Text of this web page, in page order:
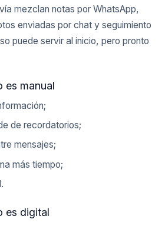
mezclan notas por WhatsApp,
enviadas por chat y seguimiento
puede servir al inicio, pero pronto
es manual
de recordatorios;
mensajes;
más tiempo;
es digital